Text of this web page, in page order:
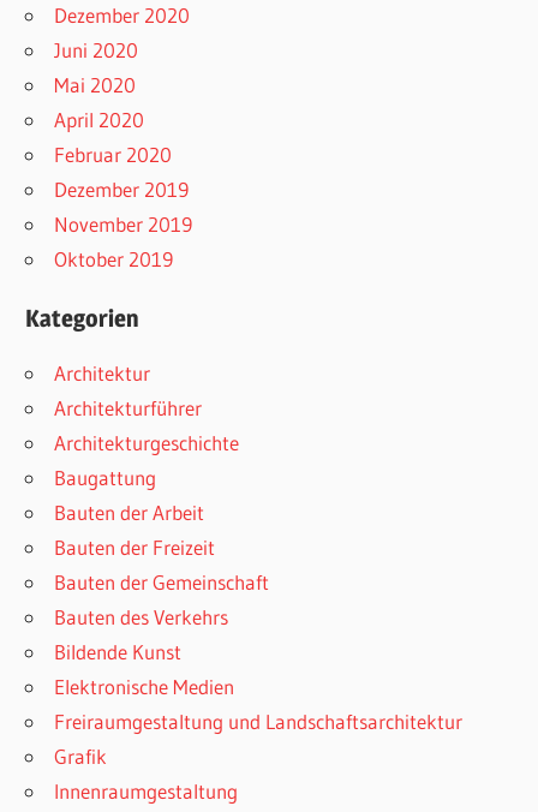
Dezember 2020
Juni 2020
Mai 2020
April 2020
Februar 2020
Dezember 2019
November 2019
Oktober 2019
Kategorien
Architektur
Architekturführer
Architekturgeschichte
Baugattung
Bauten der Arbeit
Bauten der Freizeit
Bauten der Gemeinschaft
Bauten des Verkehrs
Bildende Kunst
Elektronische Medien
Freiraumgestaltung und Landschaftsarchitektur
Grafik
Innenraumgestaltung